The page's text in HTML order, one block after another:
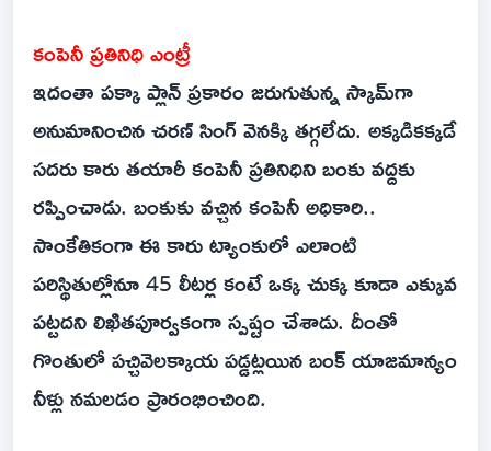
కంపెనీ ప్రతినిధి ఎంట్రీ
ఇదంతా పక్కా ప్లాన్ ప్రకారం జరుగుతున్న స్కామ్‌గా
అనుమానించిన చరణ్ సింగ్ వెనక్కి తగ్గలేదు. అక్కడికక్కడే
సదరు కారు తయారీ కంపెనీ ప్రతినిధిని బంకు వద్దకు
రప్పించాడు. బంకుకు వచ్చిన కంపెనీ అధికారి..
సాంకేతికంగా ఈ కారు ట్యాంకులో ఎలాంటి
పరిస్థితుల్లోనూ 45 లీటర్ల కంటే ఒక్క చుక్క కూడా ఎక్కువ
పట్టదని లిఖితపూర్వకంగా స్పష్టం చేశాడు. దీంతో
గొంతులో పచ్చివెలక్కాయ పడ్డట్లయిన బంక్ యాజమాన్యం
నీళ్లు నమలడం ప్రారంభించింది.